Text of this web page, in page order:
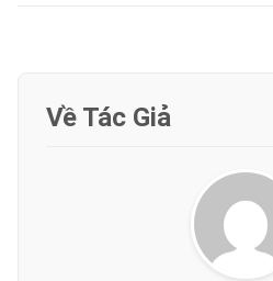
Về Tác Giả